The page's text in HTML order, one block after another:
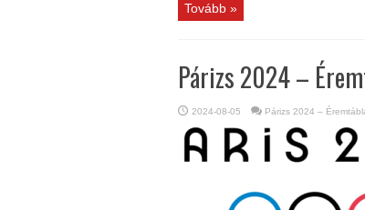
Tovább »
Párizs 2024 –
2024-08-05 Párizs 2024 –